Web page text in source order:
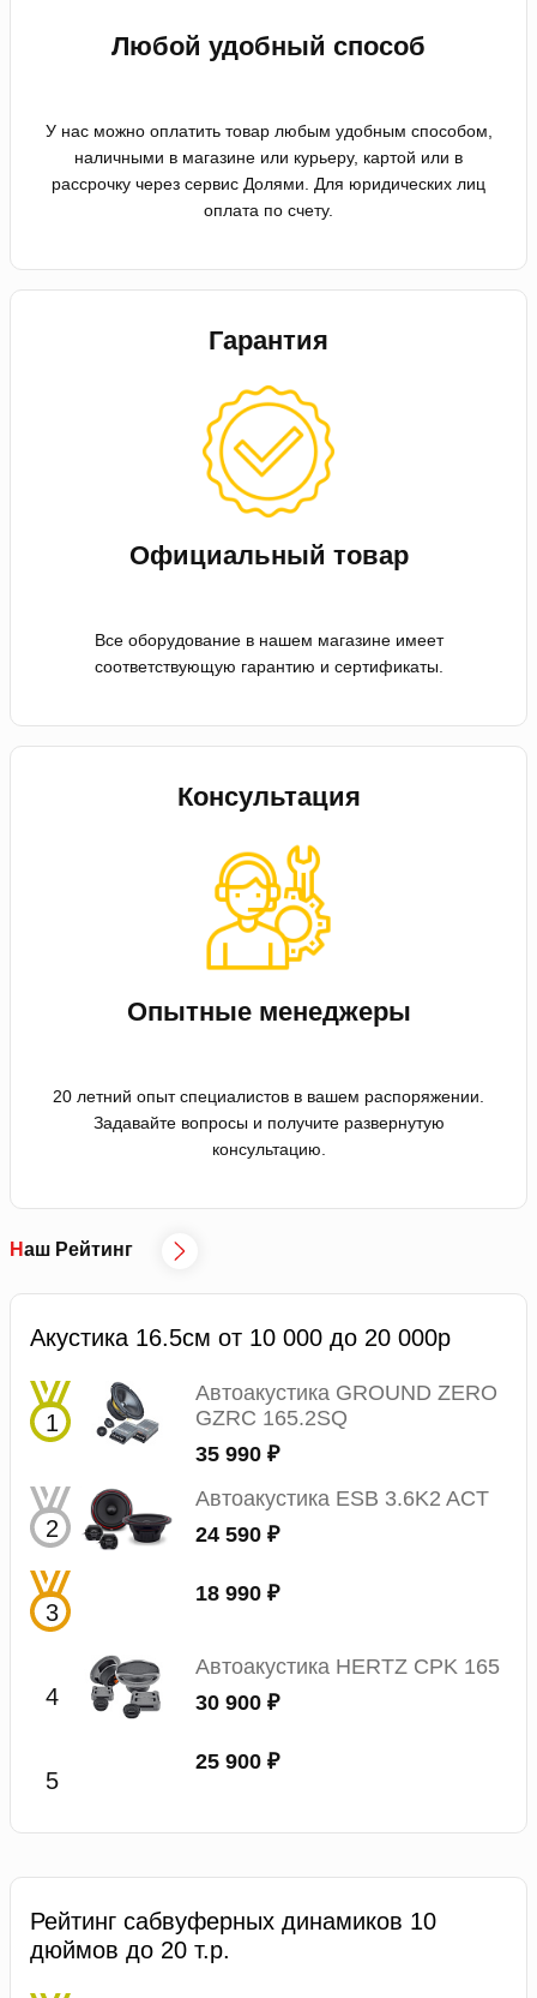
Любой удобный способ
У нас можно оплатить товар любым удобным способом,
наличными в магазине или курьеру, картой или в
рассрочку через сервис Долями. Для юридических лиц
оплата по счету.
Гарантия
Официальный товар
Все оборудование в нашем магазине имеет
соответствующую гарантию и сертификаты.
Консультация
Опытные менеджеры
20 летний опыт специалистов в вашем распоряжении.
Задавайте вопросы и получите развернутую
консультацию.
Наш Рейтинг
Акустика 16.5см от 10 000 до 20 000р
Автоакустика GROUND ZERO
GZRC 165.2SQ
35 990 ₽
Автоакустика ESB 3.6K2 ACT
24 590 ₽
18 990 ₽
Автоакустика HERTZ CPK 165
30 900 ₽
25 900 ₽
Рейтинг сабвуферных динамиков 10
дюймов до 20 т.р.